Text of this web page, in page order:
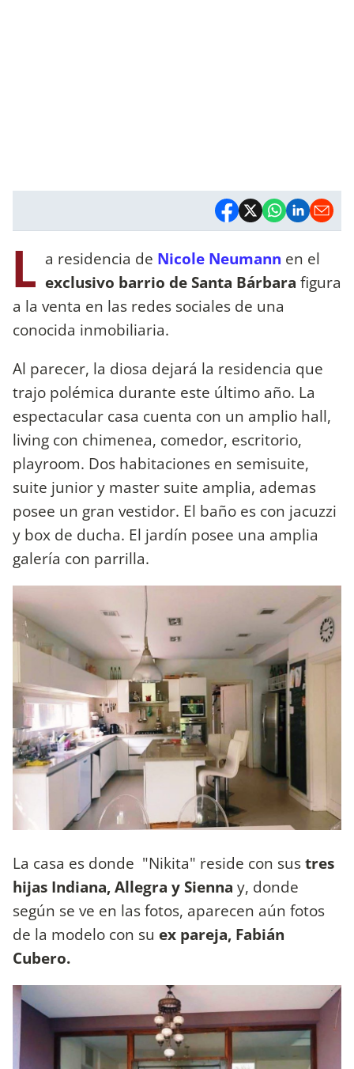
L a residencia de Nicole Neumann en el
exclusivo barrio de Santa Bárbara figura
a la venta en las redes sociales de una
conocida inmobiliaria.
Al parecer, la diosa dejará la residencia que
trajo polémica durante este último año. La
espectacular casa cuenta con un amplio hall,
living con chimenea, comedor, escritorio,
playroom. Dos habitaciones en semisuite,
suite junior y master suite amplia, ademas
posee un gran vestidor. El baño es con jacuzzi
y box de ducha. El jardín posee una amplia
galería con parrilla.
La casa es donde "Nikita" reside con sustres
hijas Indiana, Allegra y Sienna y, donde
según se ve en las fotos, aparecen aún fotos
de la modelo con su ex pareja, Fabián
Cubero.